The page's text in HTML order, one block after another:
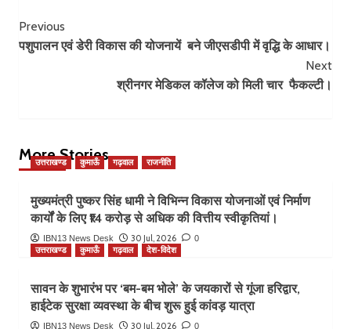
Post
Navigation
Previous
पशुपालन एवं डेरी विकास की योजनायें बने जीएसडीपी में वृद्धि के आधार।
Next
श्रीनगर मेडिकल कॉलेज को मिली चार फैकल्टी।
More Stories
उत्तराखण्ड कुमाऊँ गढ़वाल राजनीति
मुख्यमंत्री पुष्कर सिंह धामी ने विभिन्न विकास योजनाओं एवं निर्माण
कार्यों के लिए ₹14 करोड़ से अधिक की वित्तीय स्वीकृतियां।
IBN13 News Desk 30 Jul, 2026 0
उत्तराखण्ड कुमाऊँ गढ़वाल देश-विदेश
सावन के शुभारंभ पर ‘बम-बम भोले’ के जयकारों से गूंजा हरिद्वार,
हाईटेक सुरक्षा व्यवस्था के बीच शुरू हुई कांवड़ यात्रा
IBN13 News Desk 30 Jul, 2026 0